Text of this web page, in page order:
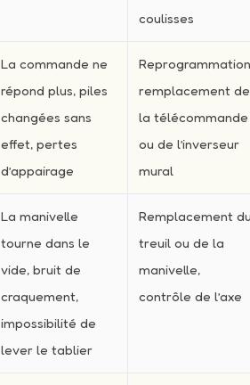
coulisses
La commande ne
répond plus, piles
changées sans
effet, pertes
d’appairage
remplacement de
la télécommande
ou de l’inverseur
mural
La manivelle
tourne dans le
vide, bruit de
craquement,
impossibilité de
lever le tablier
Remplacement
treuil ou de la
manivelle,
contrôle de l’axe